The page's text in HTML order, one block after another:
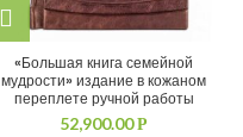
«Большая книга семейной
мудрости» издание в кожаном
переплете ручной работы
52,900.00Р